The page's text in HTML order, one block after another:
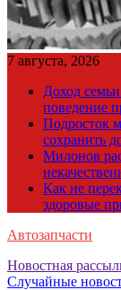
7 августа, 2026
Доход
поведение
Подросток
сохранить
Милонов
Как не
здоровые
Автозапчасти
Новостная
Случайные